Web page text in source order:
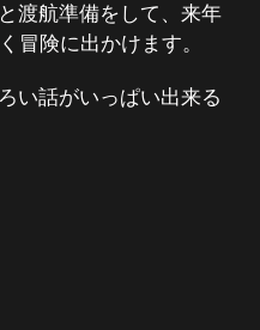
渡航準備をして、来年
冒険に出かけます。
い話がいっぱい出来る